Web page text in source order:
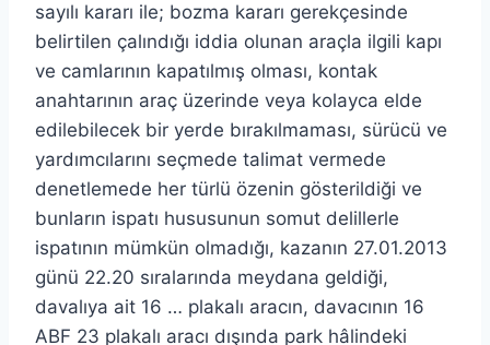
sayılı kararı ile; bozma kararı gerekçesinde
belirtilen çalındığı iddia olunan araçla ilgili kapı
ve camlarının kapatılmış olması, kontak
anahtarının araç üzerinde veya kolayca elde
edilebilecek bir yerde bırakılmaması, sürücü ve
yardımcılarını seçmede talimat vermede
denetlemede her türlü özenin gösterildiği ve
bunların ispatı hususunun somut delillerle
ispatının mümkün olmadığı, kazanın 27.01.2013
günü 22.20 sıralarında meydana geldiği,
davalıya ait 16 … plakalı aracın, davacının 16
ABF 23 plakalı aracı dışında park hâlindeki